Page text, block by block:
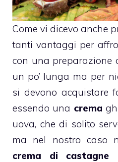
Come vi dicevo anche
tanti vantaggi per
con una preparazione
un po’ lunga ma per
si devono acquistare
essendo una crema
uova, che di solito
ma nel nostro caso
crema di castagne